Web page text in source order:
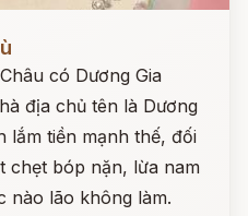
có Dương Gia
địa chủ tên là Dương
lắm tiền mạnh thế, đối
chẹt bóp nặn, lừa nam
nào lão không làm.